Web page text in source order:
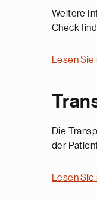
Weitere
Check
Lesen
Die
der
Lesen